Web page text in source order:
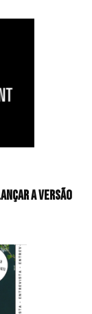
a versão